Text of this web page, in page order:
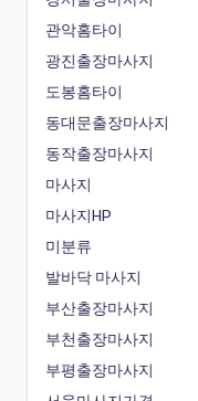
관악홈타이
광진출장마사지
도봉홈타이
동대문출장마사지
동작출장마사지
마사지
마사지HP
미분류
발바닥 마사지
부산출장마사지
부천출장마사지
부평출장마사지